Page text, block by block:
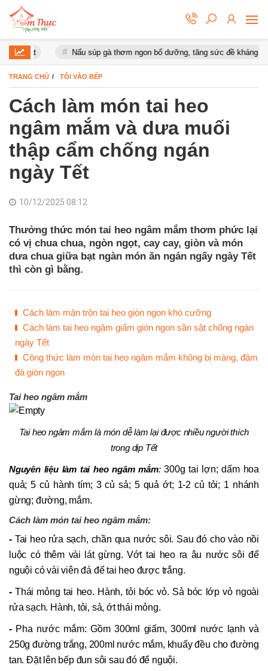
Nấu súp gà thơm ngon bổ dưỡng, tăng sức đề kháng cho cơ
TRANG CHỦ TÔI VÀO BẾP
Cách làm món tai heo
ngâm mắm và dưa muối
thập cẩm chống ngán
ngày Tết
10/12/2025 08:12
Thưởng thức món tai heo ngâm mắm thơm phức lại
có vị chua chua, ngòn ngọt, cay cay, giòn và món
dưa chua giữa bạt ngàn món ăn ngán ngấy ngày Tết
thì còn gì bằng.
Cách làm mận trộn tai heo giòn ngon khó cưỡng
Cách làm tai heo ngâm giấm giòn ngon sần sật chống ngán
ngày Tết
Công thức làm món tai heo ngâm mắm không bị màng, đậm
đà giòn ngon
Tai heo ngâm mắm
Tai heo ngâm mắm là món dễ làm lại được nhiều người thích
trong dịp Tết
Nguyên liệu làm tai heo ngâm mắm:300g tai lợn; dấm hoa
quả; 5 củ hành tím; 3 củ sả; 5 quả ớt; 1-2 củ tỏi; 1 nhánh
gừng; đường, mắm.
Cách làm món tai heo ngâm mắm:
-Tai heo rửa sạch, chần qua nước sôi. Sau đó cho vào nồi
luộc có thêm vài lát gừng. Vớt tai heo ra âu nước sôi để
nguội có vài viên đá để tai heo được trắng.
-Thái mỏng tai heo. Hành, tỏi bóc vỏ. Sả bóc lớp vỏ ngoài
rửa sạch. Hành, tỏi, sả, ớt thái mỏng.
- Pha nước mắm: Gồm 300ml giấm, 300ml nước lạnh và
250g đường trắng, 200ml nước mắm, khuấy đều cho đường
tan. Đặt lên bếp đun sôi sau đó để nguội.